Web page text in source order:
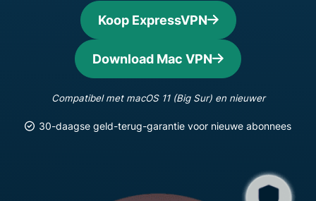
Koop ExpressVPN
Download Mac VPN
Compatibel met macOS 11 (Big Sur) en nieuwer
30-daagse geld-terug-garantie voor nieuwe abonnees